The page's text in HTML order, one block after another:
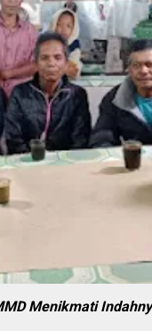
Menikmati